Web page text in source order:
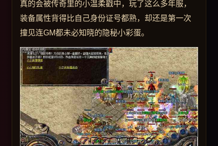
真的会被传奇里的小温柔戳中，玩了这么多年服，
装备属性背得比自己身份证号都熟，却还是第一次
撞见连GM都未必知晓的隐秘小彩蛋。